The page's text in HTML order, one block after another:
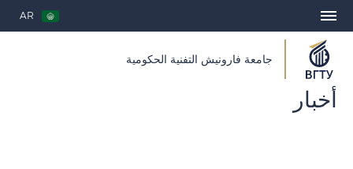
AR
جامعة فارونيش التفنية الحكومية
أخبار